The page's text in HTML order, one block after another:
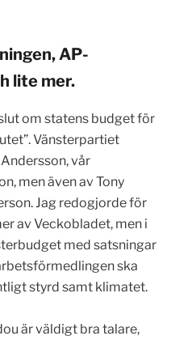
AP-
lite mer.
om statens budget för
Vänsterpartiet
vår
men även av Tony
Jag redogjorde för
av Veckobladet, men i
med satsningar
ska
styrd samt klimatet.
är väldigt bra talare,